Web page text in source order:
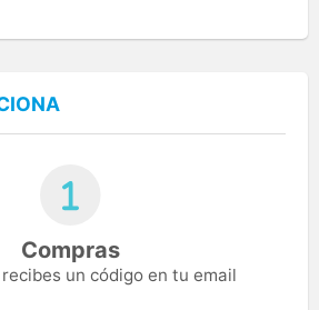
Compras
un código en tu email